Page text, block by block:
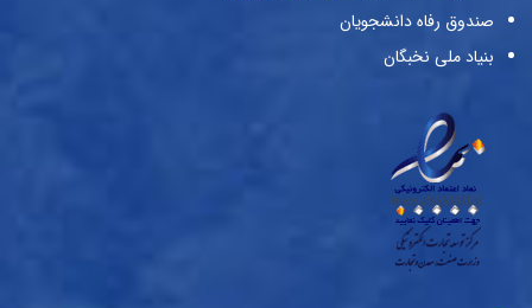
صندوق رفاه دانشجویان
بنیاد ملی نخبگان